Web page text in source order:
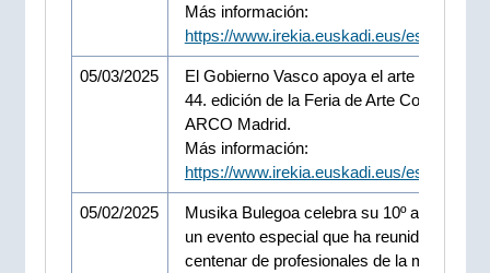
Más información:
https://www.irekia.euskadi.eus/es/news/
05/03/2025
El Gobierno Vasco apoya el arte vasco en
44. edición de la Feria de Arte
ARCO Madrid.
Más información:
https://www.irekia.euskadi.eus/es/news/
05/02/2025
Musika Bulegoa celebra su 10º
un evento especial que ha reunido a un
centenar de profesionales de la música,